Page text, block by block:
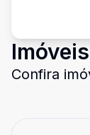
Confira